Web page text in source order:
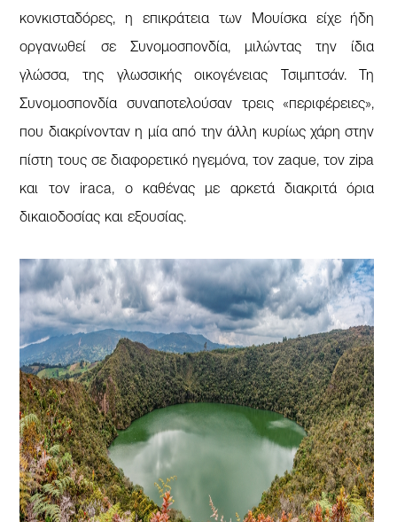
κονκισταδόρες, η επικράτεια των Μουίσκα είχε ήδη
οργανωθεί σε Συνομοσπονδία, μιλώντας την ίδια
γλώσσα, της γλωσσικής οικογένειας Τσιμπτσάν. Τη
Συνομοσπονδία συναποτελούσαν τρεις «περιφέρειες»,
που διακρίνονταν η μία από την άλλη κυρίως χάρη στην
πίστη τους σε διαφορετικό ηγεμόνα, τον zaque, τον zipa
και τον iraca, ο καθένας με αρκετά διακριτά όρια
δικαιοδοσίας και εξουσίας.